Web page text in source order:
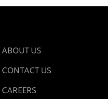
ABOUT US
CONTACT US
CAREERS